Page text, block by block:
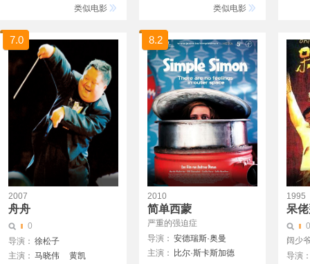
类似电影 类似电影
7.0
2007
舟舟
0
导演： 徐松子
主演： 马晓伟
黄凯
8.2
2010
简单西蒙
严重的强迫症
导演： 安德瑞斯·奥曼
主演：
比尔·斯卡斯加德
1995
呆
0
阔少
导演